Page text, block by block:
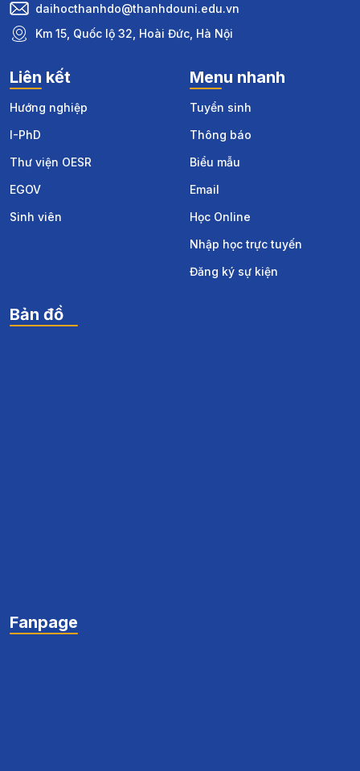
daihocthanhdo@thanhdouni.edu.vn
Km 15, Quốc lộ 32, Hoài Đức, Hà Nội
Liên kết
Hướng nghiệp
I-PhD
Thư viện OESR
EGOV
Sinh viên
Menu nhanh
Tuyển sinh
Thông báo
Biểu mẫu
Email
Học Online
Nhập học trực tuyến
Đăng ký sự kiện
Bản đồ
Fanpage